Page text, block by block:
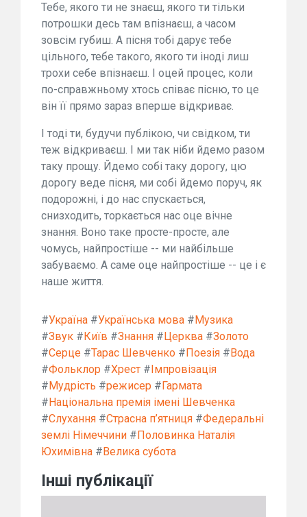
Тебе, якого ти не знаєш, якого ти тільки
потрошки десь там впізнаєш, а часом
зовсім губиш. А пісня тобі дарує тебе
цільного, тебе такого, якого ти іноді лиш
трохи себе впізнаєш. І оцей процес, коли
по-справжньому хтось співає пісню, то це
він її прямо зараз вперше відкриває.
І тоді ти, будучи публікою, чи свідком, ти
теж відкриваєш. І ми так ніби йдемо разом
таку прощу. Йдемо собі таку дорогу, цю
дорогу веде пісня, ми собі йдемо поруч, як
подорожні, і до нас спускається,
снизходить, торкається нас оце вічне
знання. Воно таке просте-просте, але
чомусь, найпростіше -- ми найбільше
забуваємо. А саме оце найпростіше -- це і є
наше життя.
#Україна #Українська мова #Музика
#Звук #Київ #Знання #Церква #Золото
#Серце #Тарас Шевченко #Поезія #Вода
#Фольклор #Хрест #Імпровізація
#Мудрість #режисер #Гармата
#Національна премія імені Шевченка
#Слухання #Страсна п’ятниця #Федеральні
землі Німеччини #Половинка Наталія
Юхимівна #Велика субота
Інші публікації